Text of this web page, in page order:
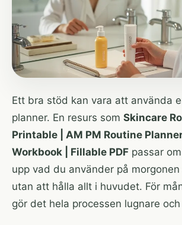
Ett bra stöd kan vara att använda
planner. En resurs som Skincare
Printable | AM PM Routine
Workbook | Fillable PDF passar
upp vad du använder på
utan att hålla allt i huvudet. För
gör det hela processen lugnare